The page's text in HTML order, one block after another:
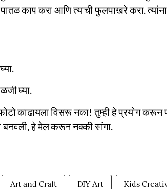
काप करा आणि त्याची फुलपाखरे करा. त्यांना
घ्या.
काढायला विसरू नका! तुम्ही हे प्रयोग करून
बनवली, हे मेल करून नक्की सांगा.
Art and Craft DIY Art Kids